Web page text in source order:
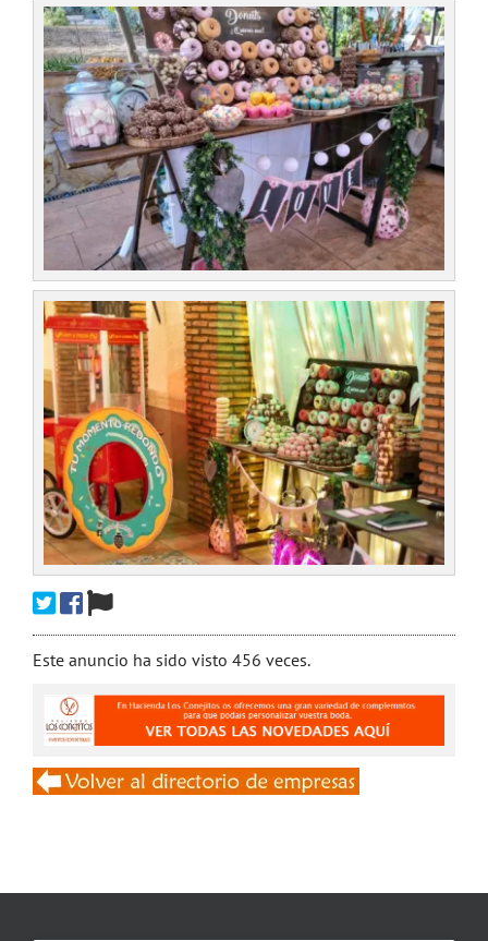
Este anuncio ha sido visto 456 veces.